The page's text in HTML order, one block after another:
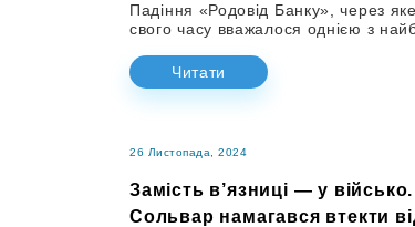
Падіння «Родовід Банку», через
свого часу вважалося однією з
Читати
26 Листопада, 2024
Замість в’язниці — у
Сольвар намагався втекти